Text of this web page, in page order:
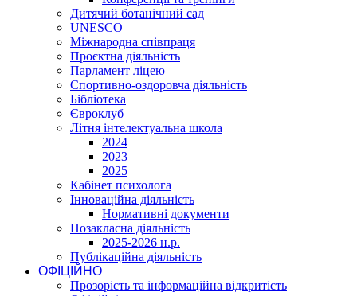
Дитячий ботанічний сад
UNESCO
Міжнародна співпраця
Проєктна діяльність
Парламент ліцею
Спортивно-оздоровча діяльність
Бібліотека
Євроклуб
Літня інтелектуальна школа
2024
2023
2025
Кабінет психолога
Інноваційна діяльність
Нормативні документи
Позакласна діяльність
2025-2026 н.р.
Публікаційна діяльність
ОФІЦІЙНО
Прозорість та інформаційна відкритість